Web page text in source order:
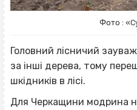
Фото :
Головний лісничий
за інші дерева, тому
шкідників в лісі.
Для Черкащини модрина